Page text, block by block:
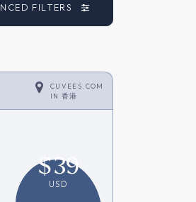
FILTERS
CUVEES.COM
IN香港
$39
USD